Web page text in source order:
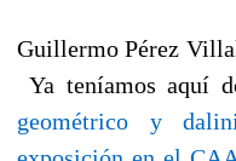
Guillermo Pérez
Ya teníamos aquí
geométrico y